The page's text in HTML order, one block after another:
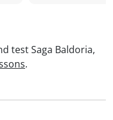
test Saga Baldoria,
.